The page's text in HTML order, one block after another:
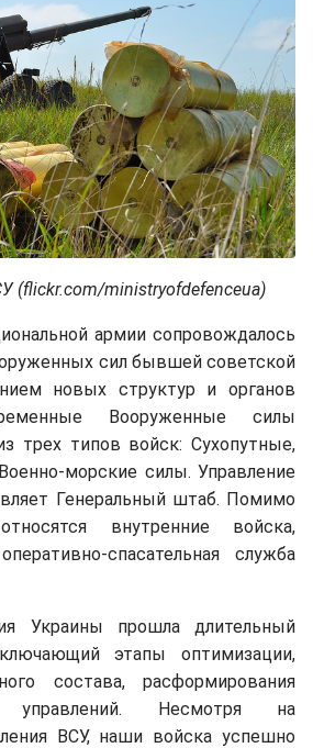
(flickr.com/ministryofdefenceua)
армии сопровождалось
сил бывшей советской
новых структур и органов
Вооруженные силы
трех типов войск: Сухопутные,
морские силы. Управление
Генеральный штаб. Помимо
внутренние войска,
спасательная служба
Украины прошла длительный
этапы оптимизации,
состава, расформирования
управлений. Несмотря на
ВСУ, наши войска успешно